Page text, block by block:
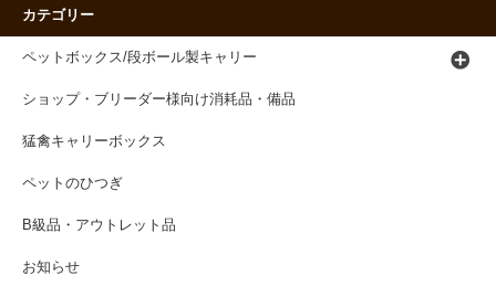
カテゴリー
ペットボックス/段ボール製キャリー
ショップ・ブリーダー様向け消耗品・備品
猛禽キャリーボックス
ペットのひつぎ
B級品・アウトレット品
お知らせ